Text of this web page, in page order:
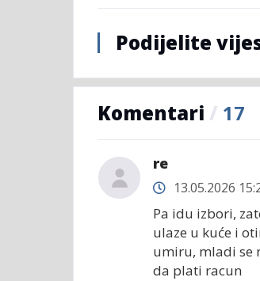
Podijelite
Komentari / 17
re
13.05.2026
Pa idu izbori,
ulaze u kuće i
umiru, mladi se
da plati racun